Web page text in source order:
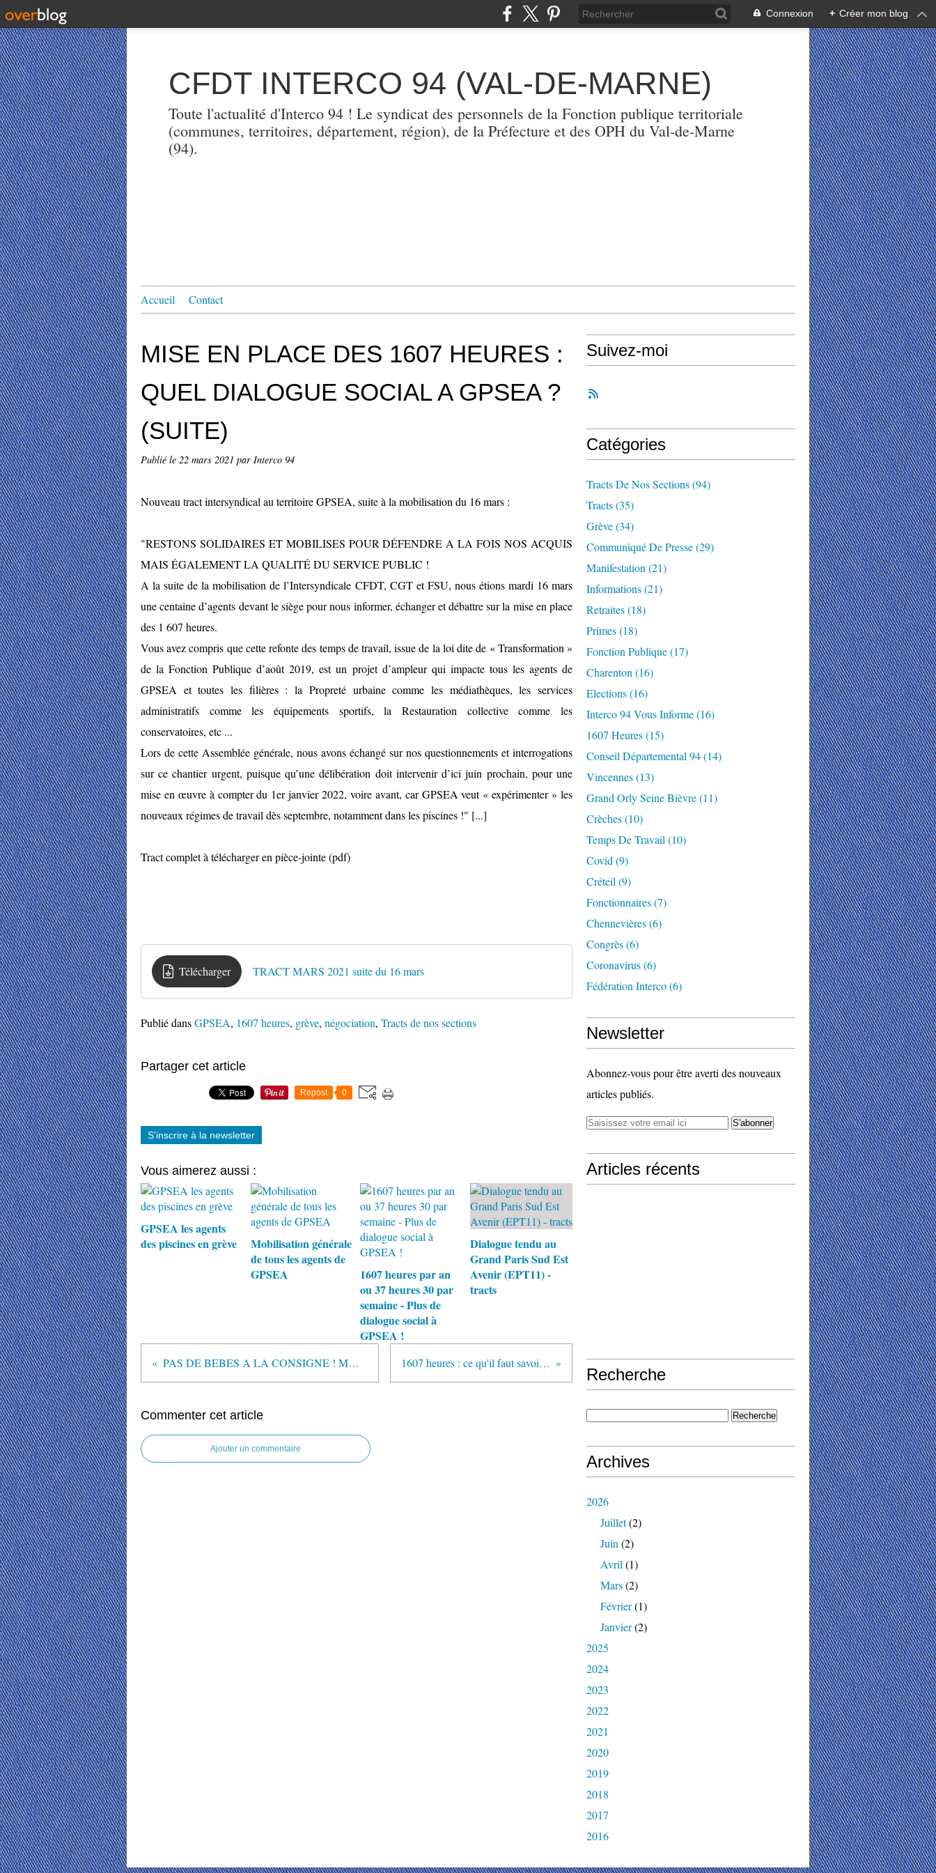
Connexion + Créer mon blog
CFDT INTERCO 94 (VAL-DE-MARNE)
Toute l'actualité d'Interco 94 ! Le syndicat des personnels de la Fonction publique territoriale
(communes, territoires, département, région), de la Préfecture et des OPH du Val-de-Marne
(94).
Accueil Contact
MISE EN PLACE DES 1607 HEURES :
QUEL DIALOGUE SOCIAL A GPSEA ?
(SUITE)
Publié le 22 mars 2021 par Interco 94
Nouveau tract intersyndical au territoire GPSEA, suite à la mobilisation du 16 mars :
"RESTONS SOLIDAIRES ET MOBILISES POUR DÉFENDRE A LA FOIS NOS ACQUIS
MAIS ÉGALEMENT LA QUALITÉ DU SERVICE PUBLIC !
A la suite de la mobilisation de l’Intersyndicale CFDT, CGT et FSU, nous étions mardi 16 mars
une centaine d’agents devant le siège pour nous informer, échanger et débattre sur la mise en place
des 1 607 heures.
Vous avez compris que cette refonte des temps de travail, issue de la loi dite de « Transformation »
de la Fonction Publique d’août 2019, est un projet d’ampleur qui impacte tous les agents de
GPSEA et toutes les filières : la Propreté urbaine comme les médiathèques, les services
administratifs comme les équipements sportifs, la Restauration collective comme les
conservatoires, etc ...
Lors de cette Assemblée générale, nous avons échangé sur nos questionnements et interrogations
sur ce chantier urgent, puisque qu’une délibération doit intervenir d’ici juin prochain, pour une
mise en œuvre à compter du 1er janvier 2022, voire avant, car GPSEA veut « expérimenter » les
nouveaux régimes de travail dès septembre, notamment dans les piscines !" [...]
Tract complet à télécharger en pièce-jointe (pdf)
Télécharger TRACT MARS 2021 suite du 16 mars
Publié dansGPSEA, 1607 heures, grève, négociation, Tracts de nos sections
Partager cet article
Repost 0
S'inscrire à la newsletter
Vous aimerez aussi :
GPSEA les agents
des piscines en grève
Mobilisation générale
de tous les agents de
GPSEA
1607 heures par an
ou 37 heures 30 par
semaine - Plus de
dialogue social à
GPSEA !
Dialogue tendu au
Grand Paris Sud Est
Avenir (EPT11) -
tracts
PAS DE BEBES A LA CONSIGNE ! MOBILISATION LE 30 MARS 2021 1607 heures : ce qu'il faut savoir - Tract section Charenton
Commenter cet article
Ajouter un commentaire
Suivez-moi
Catégories
Tracts De Nos Sections(94)
Tracts(35)
Grève(34)
Communiqué De Presse(29)
Manifestation (21)
Informations(21)
Retraites(18)
Primes(18)
Fonction Publique(17)
Charenton (16)
Elections(16)
Interco 94 Vous Informe(16)
1607 Heures(15)
Conseil Départemental 94(14)
Vincennes(13)
Grand Orly Seine Bièvre(11)
Crèches(10)
Temps De Travail (10)
Covid (9)
Créteil (9)
Fonctionnaires(7)
Chennevières(6)
Congrès(6)
Coronavirus(6)
Fédération Interco(6)
Newsletter
Abonnez-vous pour être averti des nouveaux
articles publiés.
Articles récents
Recherche
Archives
2026
Juillet(2)
Juin (2)
Avril (1)
Mars(2)
Février(1)
Janvier(2)
2025
2024
2023
2022
2021
2020
2019
2018
2017
2016